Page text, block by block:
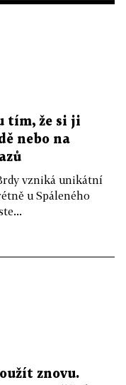
tím, že si ji
nebo na
vzniká unikátní
u Spáleného
znovu.